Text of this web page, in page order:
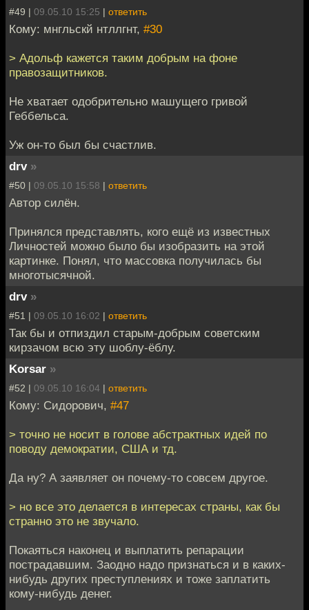
#49 | 09.05.10 15:25 | ответить
Кому: мнгльскй нтллгнт, #30
> Адольф кажется таким добрым на фоне
правозащитников.
Не хватает одобрительно машущего гривой
Геббельса.
Уж он-то был бы счастлив.
drv »
#50 | 09.05.10 15:58 | ответить
Автор силён.
Принялся представлять, кого ещё из известных
Личностей можно было бы изобразить на этой
картинке. Понял, что массовка получилась бы
многотысячной.
drv »
#51 | 09.05.10 16:02 | ответить
Так бы и отпиздил старым-добрым советским
кирзачом всю эту шоблу-ёблу.
Korsar »
#52 | 09.05.10 16:04 | ответить
Кому: Сидорович, #47
> точно не носит в голове абстрактных идей по
поводу демократии, США и тд.
Да ну? А заявляет он почему-то совсем другое.
> но все это делается в интересах страны, как бы
странно это не звучало.
Покаяться наконец и выплатить репарации
пострадавшим. Заодно надо признаться и в каких-
нибудь других преступлениях и тоже заплатить
кому-нибудь денег.